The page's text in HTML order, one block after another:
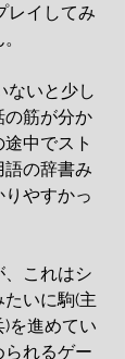
レイしてみ
ないと少し
の筋が分か
中でスト
の辞書み
やすかっ
これはシ
いに駒(主
を進めてい
られるゲー